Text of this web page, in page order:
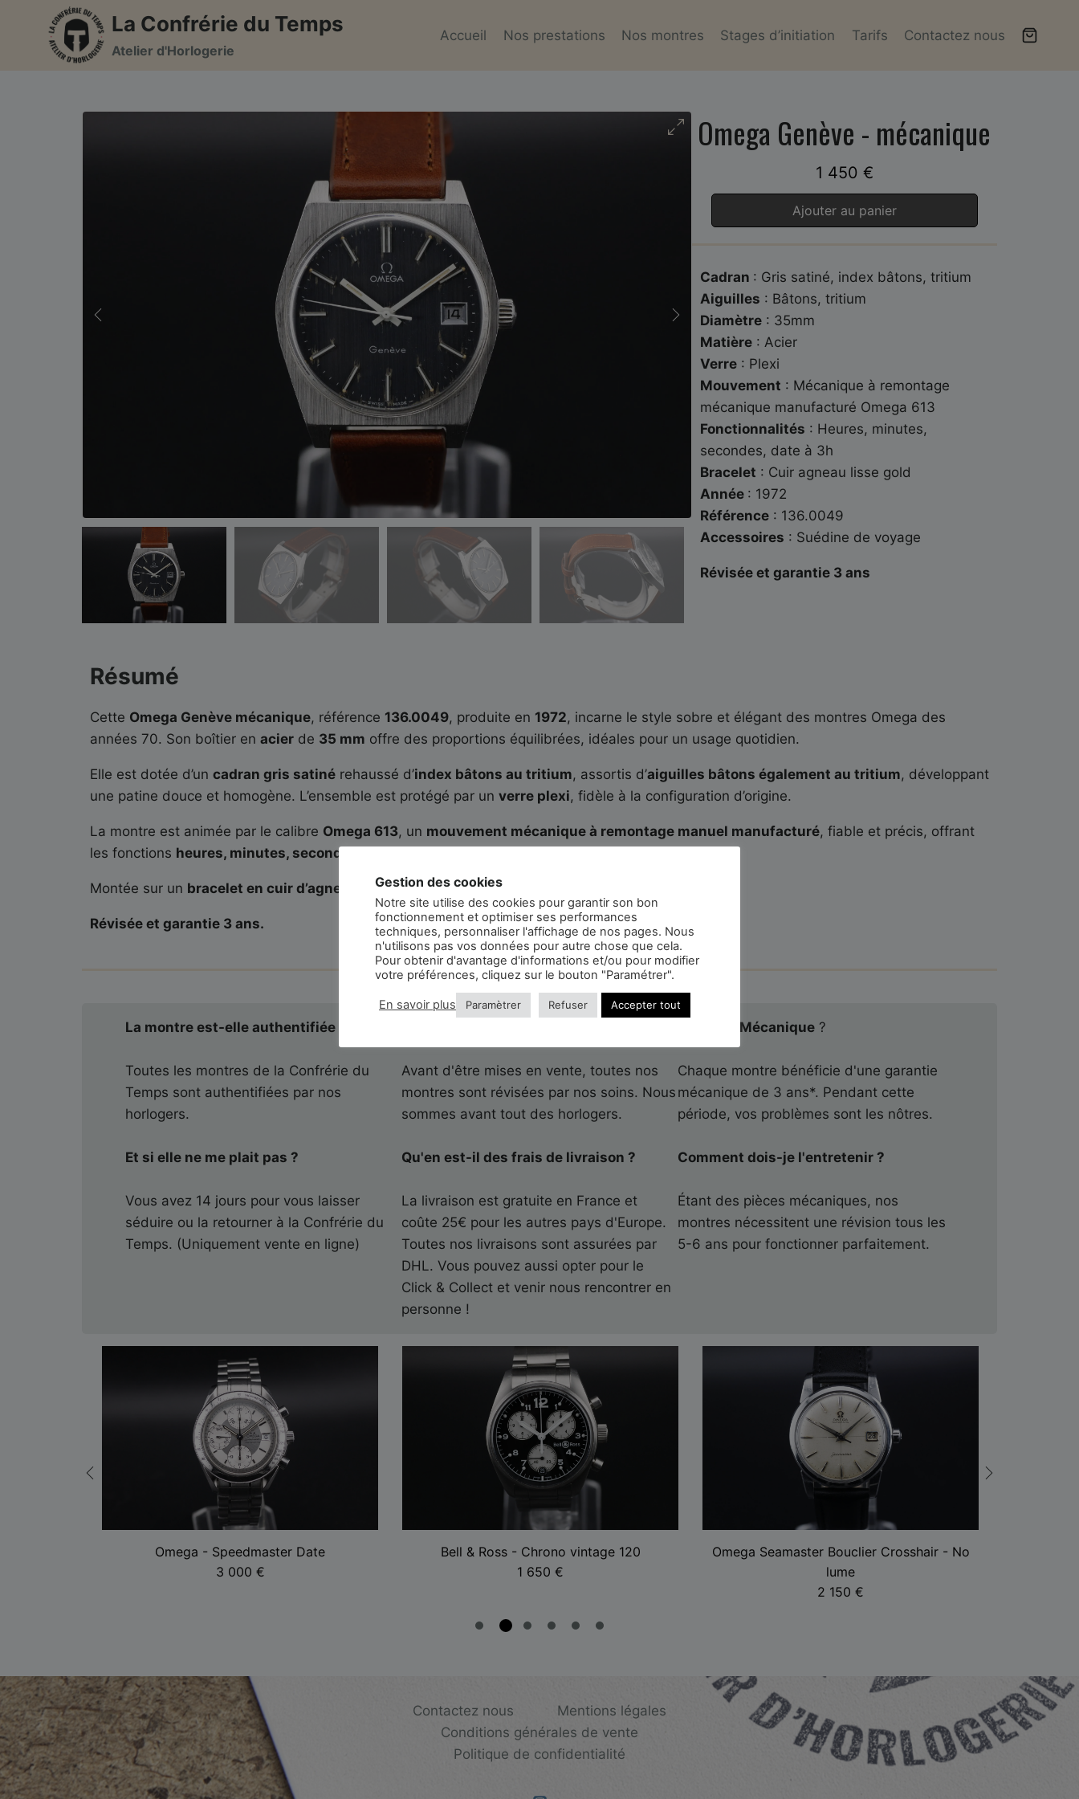
La Confrérie du Temps
Atelier d'Horlogerie
Accueil Nos prestations Nos montres Stages d’initiation Tarifs Contactez nous
Omega Genève - mécanique
1 450 €
Ajouter au panier
Cadran : Gris satiné, index bâtons, tritium
Aiguilles : Bâtons, tritium
Diamètre: 35mm
Matière: Acier
Verre: Plexi
Mouvement : Mécanique à remontage
mécanique manufacturé Omega 613
Fonctionnalités : Heures, minutes,
secondes, date à 3h
Bracelet : Cuir agneau lisse gold
Année : 1972
Référence: 136.0049
Accessoires : Suédine de voyage
Révisée et garantie 3 ans
Résumé
Cette Omega Genève mécanique, référence 136.0049, produite en 1972, incarne le style sobre et élégant des montres Omega des
années 70. Son boîtier en acier de 35 mm offre des proportions équilibrées, idéales pour un usage quotidien.
Elle est dotée d’un cadran gris satiné rehaussé d’index bâtons au tritium, assortis d’aiguilles bâtons également au tritium, développant
une patine douce et homogène. L’ensemble est protégé par un verre plexi, fidèle à la configuration d’origine.
La montre est animée par le calibre Omega 613, un mouvement mécanique à remontage manuel manufacturé, fiable et précis, offrant
les fonctions heures, minutes, secondes
Montée sur un bracelet en cuir d’agneau lisse gold , elle est livrée avec sa
Révisée et garantie 3 ans.
La montre est-elle authentifiée ?
Toutes les montres de la Confrérie du
Temps sont authentifiées par nos
horlogers.
Et si elle ne me plait pas ?
Vous avez 14 jours pour vous laisser
séduire ou la retourner à la Confrérie du
Temps. (Uniquement vente en ligne)
Avant d'être mises en vente, toutes nos
montres sont révisées par nos soins. Nous
sommes avant tout des horlogers.
Qu'en est-il des frais de livraison ?
La livraison est gratuite en France et
coûte 25€ pour les autres pays d'Europe.
Toutes nos livraisons sont assurées par
DHL. Vous pouvez aussi opter pour le
Click & Collect et venir nous rencontrer en
personne !
Garantie Mécanique?
Chaque montre bénéficie d'une garantie
mécanique de 3 ans*. Pendant cette
période, vos problèmes sont les nôtres.
Comment dois-je l'entretenir ?
Étant des pièces mécaniques, nos
montres nécessitent une révision tous les
5-6 ans pour fonctionner parfaitement.
Omega - Speedmaster Date
3 000 €
Bell & Ross - Chrono vintage 120
1 650 €
Omega Seamaster Bouclier Crosshair - No
lume
2 150 €
Contactez nous
Mentions légales
Conditions générales de vente
Politique de confidentialité
Gestion des cookies
Notre site utilise des cookies pour garantir son bon
fonctionnement et optimiser ses performances
techniques, personnaliser l'affichage de nos pages. Nous
n'utilisons pas vos données pour autre chose que cela.
Pour obtenir d'avantage d'informations et/ou pour modifier
votre préférences, cliquez sur le bouton "Paramétrer".
En savoir plus Paramètrer Refuser Accepter tout